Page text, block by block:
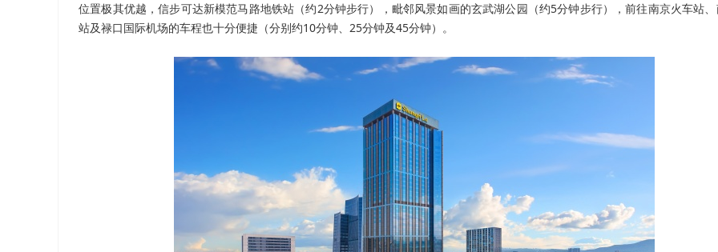
位置极其优越，信步可达新模范马路地铁站（约2分钟步行），毗邻风景如画的玄武湖公园（约5分钟步行），前往南京火车站
站及禄口国际机场的车程也十分便捷（分别约10分钟、25分钟及45分钟）。